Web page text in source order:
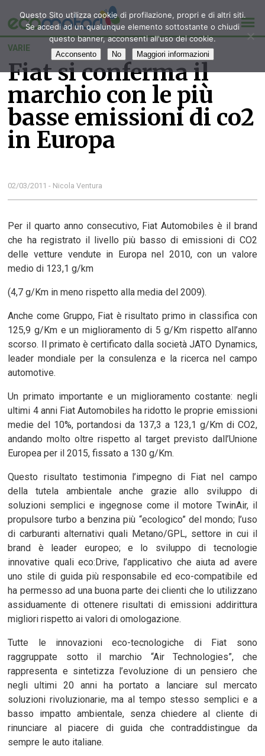
VARIE
Fiat si conferma il
marchio con le più
basse emissioni di co2
in Europa
02/03/2011 - Nicola Ventura
Per il quarto anno consecutivo, Fiat Automobiles è il brand
che ha registrato il livello più basso di emissioni di CO2
delle vetture vendute in Europa nel 2010, con un valore
medio di 123,1 g/km
(4,7 g/Km in meno rispetto alla media del 2009).
Anche come Gruppo, Fiat è risultato primo in classifica con
125,9 g/Km e un miglioramento di 5 g/Km rispetto all’anno
scorso. Il primato è certificato dalla società JATO Dynamics,
leader mondiale per la consulenza e la ricerca nel campo
automotive.
Un primato importante e un miglioramento costante: negli
ultimi 4 anni Fiat Automobiles ha ridotto le proprie emissioni
medie del 10%, portandosi da 137,3 a 123,1 g/Km di CO2,
andando molto oltre rispetto al target previsto dall’Unione
Europea per il 2015, fissato a 130 g/Km.
Questo risultato testimonia l’impegno di Fiat nel campo
della tutela ambientale anche grazie allo sviluppo di
soluzioni semplici e ingegnose come il motore TwinAir, il
propulsore turbo a benzina più “ecologico” del mondo; l’uso
di carburanti alternativi quali Metano/GPL, settore in cui il
brand è leader europeo; e lo sviluppo di tecnologie
innovative quali eco:Drive, l’applicativo che aiuta ad avere
uno stile di guida più responsabile ed eco-compatibile ed
ha permesso ad una buona parte dei clienti che lo utilizzano
assiduamente di ottenere risultati di emissioni addirittura
migliori rispetto ai valori di omologazione.
Tutte le innovazioni eco-tecnologiche di Fiat sono
raggruppate sotto il marchio “Air Technologies”, che
rappresenta e sintetizza l’evoluzione di un pensiero che
negli ultimi 20 anni ha portato a lanciare sul mercato
soluzioni rivoluzionarie, ma al tempo stesso semplici e a
basso impatto ambientale, senza chiedere al cliente di
rinunciare al piacere di guida che contraddistingue da
sempre le auto italiane.
Questo Sito utilizza cookie di profilazione, propri e di altri siti.
Se accedi ad un qualunque elemento sottostante o chiudi
questo banner, acconsenti all'uso dei cookie.
Acconsento No Maggiori informazioni